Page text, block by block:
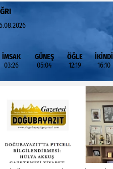
İMSAK
03:26
GÜNEŞ
05:04
ÖĞLE
12:19
İKİNDİ
16:10